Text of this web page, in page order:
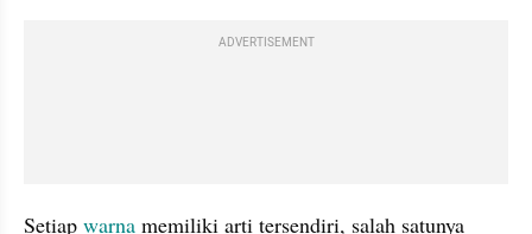
ADVERTISEMENT
Setiap warna memiliki arti tersendiri, salah satunya